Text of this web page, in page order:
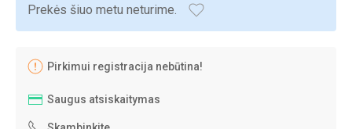
Prekės šiuo metu neturime.
Pirkimui registracija nebūtina!
Saugus atsiskaitymas